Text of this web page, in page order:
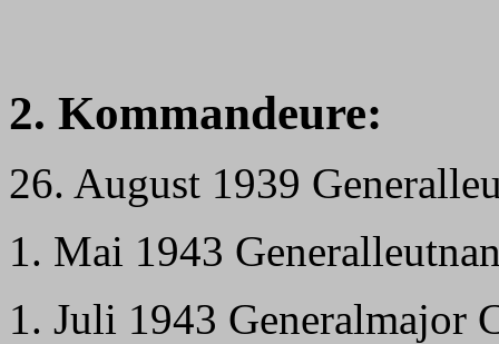
2. Kommandeure:
26. August 1939
1. Mai 1943
1. Juli 1943 Generalmajor